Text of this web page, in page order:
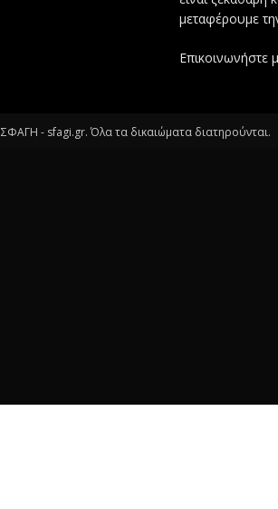
μεταφέρουμε
Επικοινωνήστε
ΣΦΑΓΗ - sfagi.gr. Όλα τα δικαιώματα διατηρούνται.